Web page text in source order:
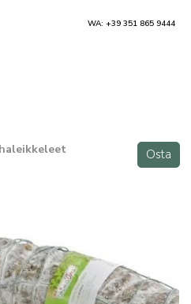
Osta
WA: +39 351 865 9444